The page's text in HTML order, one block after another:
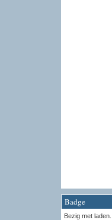
Badge
Bezig met laden...